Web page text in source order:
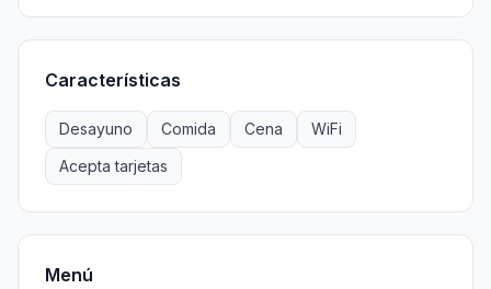
Características
Desayuno Comida Cena
WiFi
Acepta tarjetas
Menú